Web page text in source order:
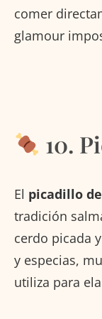
comer
glamour
10.
El picadillo
tradición
cerdo picada
y especias,
utiliza para